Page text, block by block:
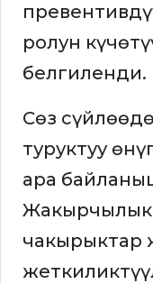
ролун
белгиленди.
Сөз
туруктуу
ара
Жакырчылык,
чакырыктар